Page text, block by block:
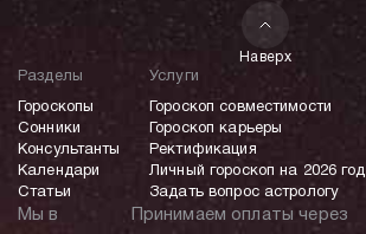
Наверх
Разделы
Гороскопы
Сонники
Консультанты
Календари
Статьи
Услуги
Гороскоп совместимости
Гороскоп карьеры
Ректификация
Личный гороскоп на 2026 год
Задать вопрос астрологу
Мы в
Принимаем оплаты через